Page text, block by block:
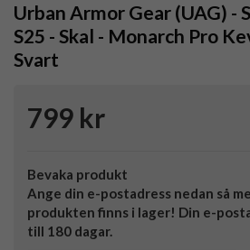
Urban Armor Gear (UAG) -
S25 - Skal - Monarch Pro
Svart
799 kr
Bevaka produkt
Ange din e-postadress nedan så
produkten finns i lager! Din e-
till 180 dagar.